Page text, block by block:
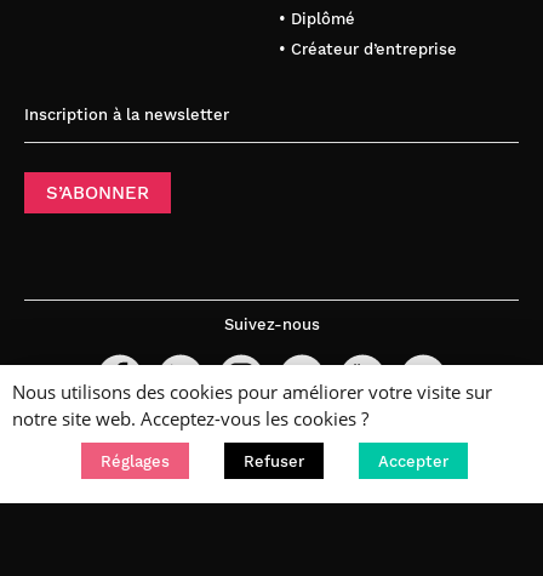
• Diplômé
• Créateur d’entreprise
Inscription à la newsletter
S’ABONNER
Suivez-nous
Nous utilisons des cookies pour améliorer votre visite sur
notre site web. Acceptez-vous les cookies ?
Réglages Refuser Accepter